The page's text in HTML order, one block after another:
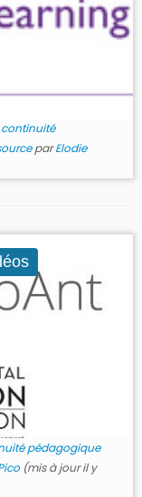
continuité
parElodie
pédagogique
(mis à jour il y